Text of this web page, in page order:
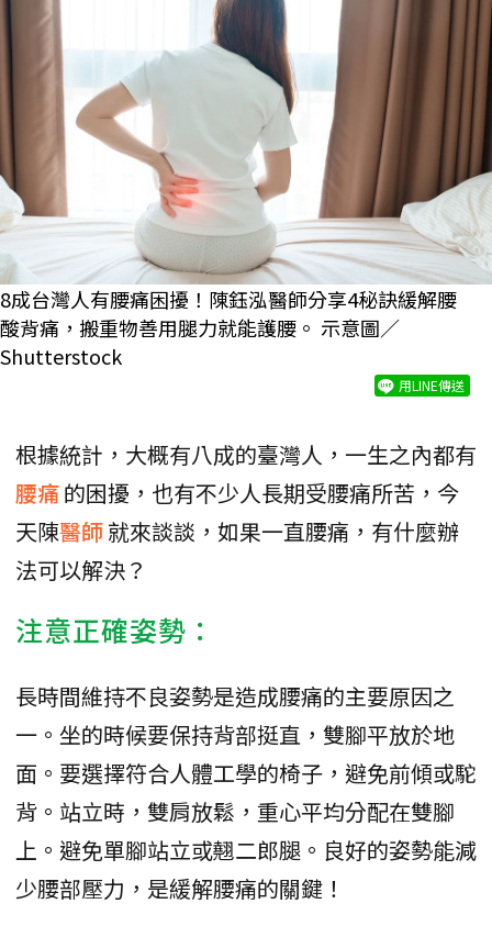
8成台灣人有腰痛困擾！陳鈺泓醫師分享4秘訣緩解腰
酸背痛，搬重物善用腿力就能護腰。 示意圖／
Shutterstock
用LINE傳送
根據統計，大概有八成的臺灣人，一生之內都有
腰痛的困擾，也有不少人長期受腰痛所苦，今
天陳醫師就來談談，如果一直腰痛，有什麼辦
法可以解決？
注意正確姿勢：
長時間維持不良姿勢是造成腰痛的主要原因之
一。坐的時候要保持背部挺直，雙腳平放於地
面。要選擇符合人體工學的椅子，避免前傾或駝
背。站立時，雙肩放鬆，重心平均分配在雙腳
上。避免單腳站立或翹二郎腿。良好的姿勢能減
少腰部壓力，是緩解腰痛的關鍵！